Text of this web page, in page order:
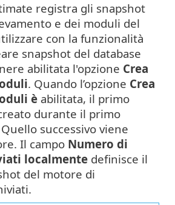
registra gli snapshot
e dei moduli del
con la funzionalità
snapshot del database
abilitata l'opzione Crea
. Quando l’opzione Crea
è abilitata, il primo
durante il primo
successivo viene
Il campo Numero di
localmente definisce il
del motore di